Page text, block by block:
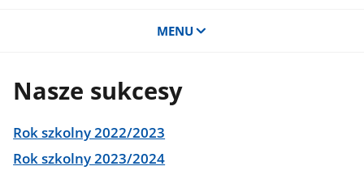
MENU
Nasze sukcesy
Rok szkolny 2022/2023
Rok szkolny 2023/2024